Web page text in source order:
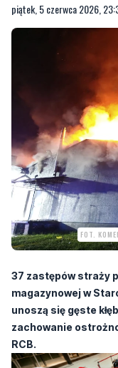
piątek, 5 czerwca 2026,
FOT.
37 zastępów straży
magazynowej w
unoszą się gęste
zachowanie
RCB.